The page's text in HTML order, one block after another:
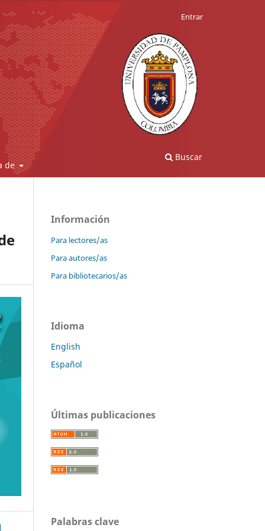
de
Buscar
Entrar
Información
Para lectores/as
Para autores/as
Para bibliotecarios/as
Idioma
English
Español
Últimas publicaciones
Palabras clave